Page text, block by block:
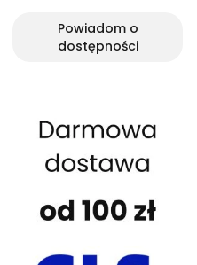
Powiadom o
dostępności